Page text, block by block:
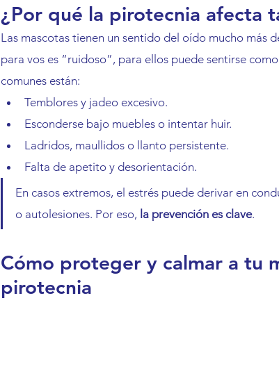
¿Por qué la pirotecnia afecta
Las mascotas tienen un sentido del oído mucho más
para vos es “ruidoso”, para ellos puede sentirse
comunes están:
Temblores y jadeo excesivo.
Esconderse bajo muebles o intentar huir.
Ladridos, maullidos o llanto persistente.
Falta de apetito y desorientación.
En casos extremos, el estrés puede derivar en
o autolesiones. Por eso, la prevención es clave.
Cómo proteger y calmar a tu
pirotecnia